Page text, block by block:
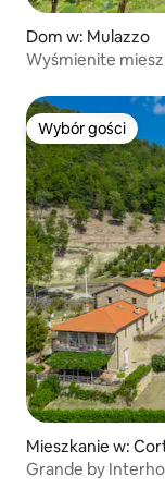
Dom w: Mulazzo
Wyśmienite
Wybór gości
Wybór gości
Mieszkanie w:
Grande by